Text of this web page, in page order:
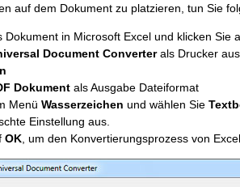
auf dem Dokument zu platzieren, tun Sie
Dokument in Microsoft Excel und klicken Sie
Document Converterals Drucker
Dokument als Ausgabe Dateiformat
Menü Wasserzeichen und wählen Sie
Einstellung aus.
OK , um den Konvertierungsprozess von